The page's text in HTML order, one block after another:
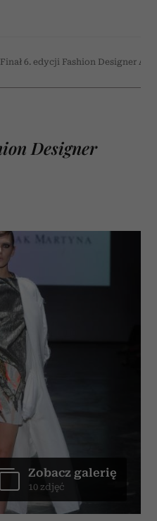
Finał 6. edycji Fashion Designer
Designer
Zobacz galerię
10 zdjęć